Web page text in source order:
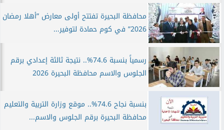
محافظة البحيرة تفتتح أولى معارض ”أهلا رمضان
2026” في كوم حمادة لتوفير...
رسمياً بنسبة 74.6%.. نتيجة ثالثة إعدادي برقم
الجلوس والاسم محافظة البحيرة 2026
بنسبة نجاح 74.6%.. موقع وزارة التربية والتعليم
محافظة البحيرة برقم الجلوس والاسم...